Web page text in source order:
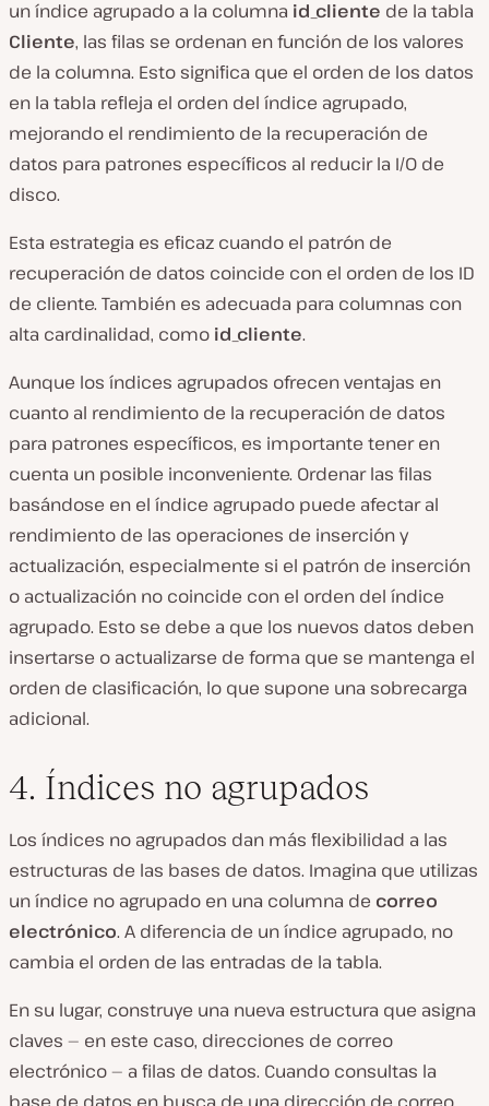
un índice agrupado a la columna id_cliente de la tabla
Cliente, las filas se ordenan en función de los valores
de la columna. Esto significa que el orden de los datos
en la tabla refleja el orden del índice agrupado,
mejorando el rendimiento de la recuperación de
datos para patrones específicos al reducir la I/O de
disco.
Esta estrategia es eficaz cuando el patrón de
recuperación de datos coincide con el orden de los ID
de cliente. También es adecuada para columnas con
alta cardinalidad, como id_cliente.
Aunque los índices agrupados ofrecen ventajas en
cuanto al rendimiento de la recuperación de datos
para patrones específicos, es importante tener en
cuenta un posible inconveniente. Ordenar las filas
basándose en el índice agrupado puede afectar al
rendimiento de las operaciones de inserción y
actualización, especialmente si el patrón de inserción
o actualización no coincide con el orden del índice
agrupado. Esto se debe a que los nuevos datos deben
insertarse o actualizarse de forma que se mantenga el
orden de clasificación, lo que supone una sobrecarga
adicional.
4. Índices no agrupados
Los índices no agrupados dan más flexibilidad a las
estructuras de las bases de datos. Imagina que utilizas
un índice no agrupado en una columna de correo
electrónico. A diferencia de un índice agrupado, no
cambia el orden de las entradas de la tabla.
En su lugar, construye una nueva estructura que asigna
claves — en este caso, direcciones de correo
electrónico — a filas de datos. Cuando consultas la
base de datos en busca de una dirección de correo